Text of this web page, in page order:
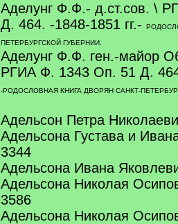
Аделунг Ф.Ф.- д.ст.сов. \
Д. 464. -1848-1851 гг.-
ПЕТЕРБУРГСКОЙ ГУБЕРНИИ.
Аделунг Ф.Ф. ген.-майор
РГИА Ф. 1343 Оп. 51 Д.
-РОДОСЛОВНАЯ КНИГА ДВОРЯН САНКТ-
Адельсон Петра
Адельсона Густава и
3344
Адельсона Ивана
Адельсона Николая
3586
Адельсона Николая